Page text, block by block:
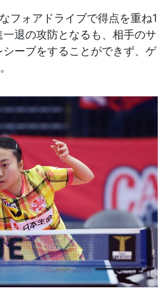
フォアドライブで得点を重ね1
退の攻防となるも、相手のサ
ーブをすることができず、ゲ